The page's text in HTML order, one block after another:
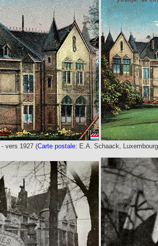
- vers 1927 (Carte postale: E.A. Schaack,